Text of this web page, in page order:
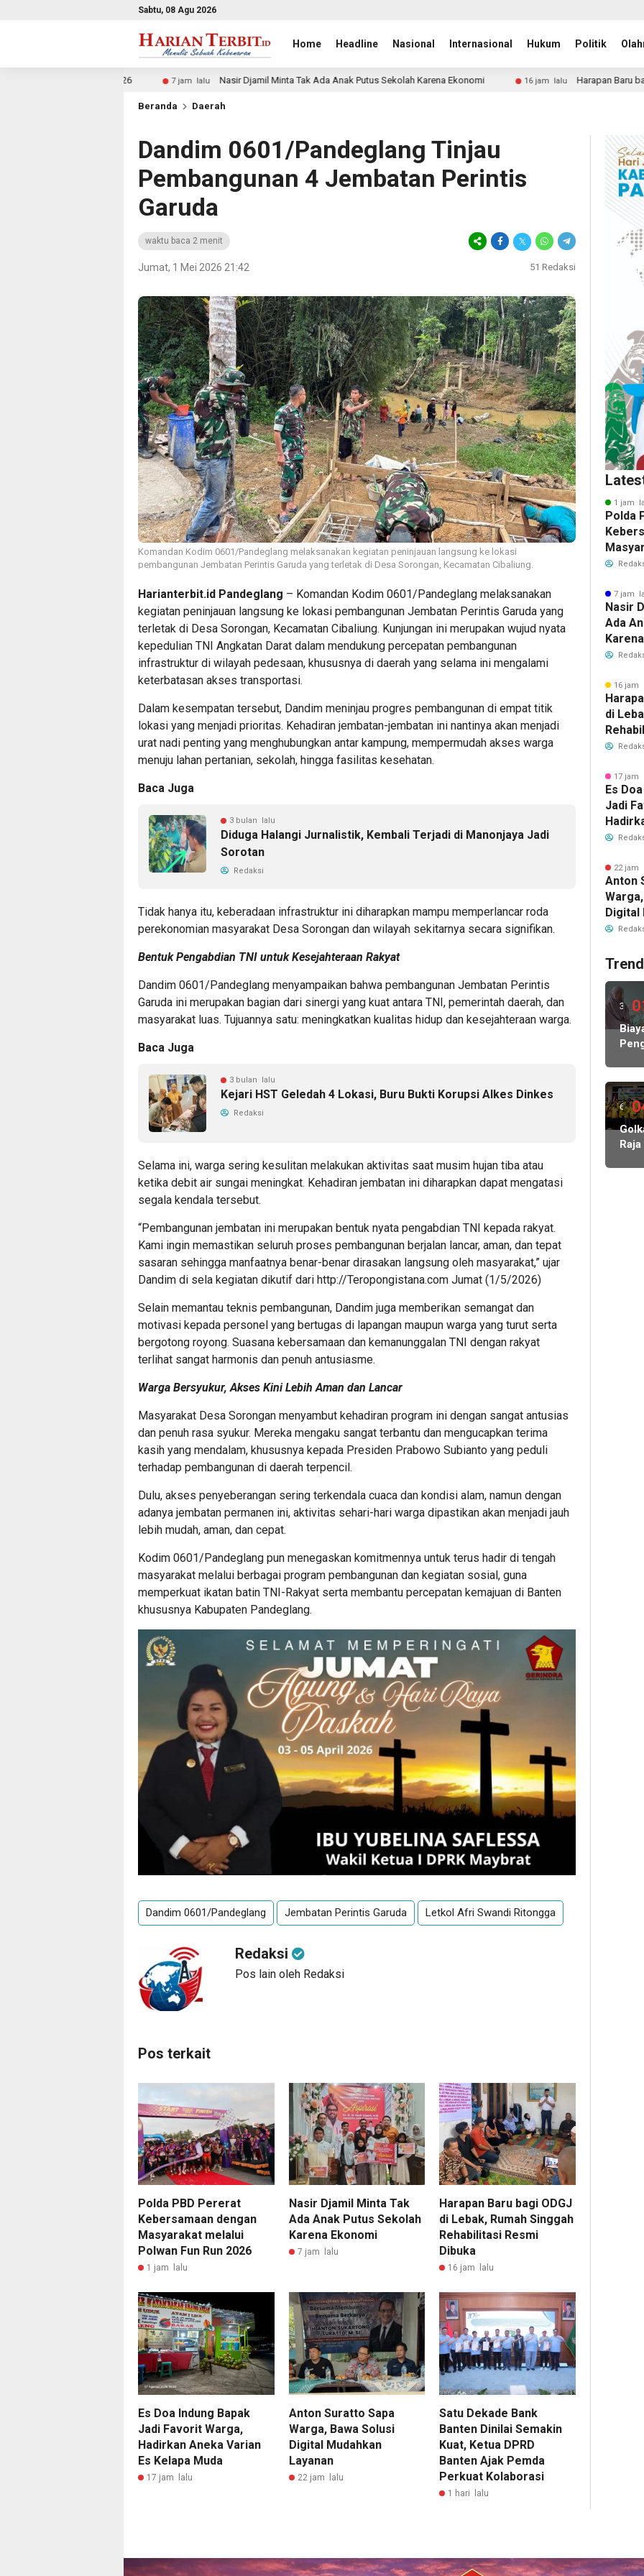
Sabtu, 08 Agu 2026
Home Headline Nasional Internasional Hukum Politik
Nasir Djamil Minta Tak Ada Anak Putus Sekolah Karena Ekonomi 16 jam lalu Harapan Baru bagi ODGJ di Lebak,
Beranda Daerah
Dandim 0601/Pandeglang Tinjau
Pembangunan 4 Jembatan Perintis
Garuda
waktu baca 2 menit
Jumat, 1 Mei 2026 21:42 51 Redaksi
Komandan Kodim 0601/Pandeglang melaksanakan kegiatan peninjauan langsung ke lokasi
pembangunan Jembatan Perintis Garuda yang terletak di Desa Sorongan, Kecamatan Cibaliung.
Harianterbit.id Pandeglang – Komandan Kodim 0601/Pandeglang melaksanakan
kegiatan peninjauan langsung ke lokasi pembangunan Jembatan Perintis Garuda yang
terletak di Desa Sorongan, Kecamatan Cibaliung. Kunjungan ini merupakan wujud nyata
kepedulian TNI Angkatan Darat dalam mendukung percepatan pembangunan
infrastruktur di wilayah pedesaan, khususnya di daerah yang selama ini mengalami
keterbatasan akses transportasi.
Dalam kesempatan tersebut, Dandim meninjau progres pembangunan di empat titik
lokasi yang menjadi prioritas. Kehadiran jembatan-jembatan ini nantinya akan menjadi
urat nadi penting yang menghubungkan antar kampung, mempermudah akses warga
menuju lahan pertanian, sekolah, hingga fasilitas kesehatan.
Baca Juga
3 bulan lalu
Diduga Halangi Jurnalistik, Kembali Terjadi di Manonjaya Jadi
Sorotan
Redaksi
Tidak hanya itu, keberadaan infrastruktur ini diharapkan mampu memperlancar roda
perekonomian masyarakat Desa Sorongan dan wilayah sekitarnya secara signifikan.
Bentuk Pengabdian TNI untuk Kesejahteraan Rakyat
Dandim 0601/Pandeglang menyampaikan bahwa pembangunan Jembatan Perintis
Garuda ini merupakan bagian dari sinergi yang kuat antara TNI, pemerintah daerah, dan
masyarakat luas. Tujuannya satu: meningkatkan kualitas hidup dan kesejahteraan warga.
Baca Juga
3 bulan lalu
Kejari HST Geledah 4 Lokasi, Buru Bukti Korupsi Alkes Dinkes
Redaksi
Selama ini, warga sering kesulitan melakukan aktivitas saat musim hujan tiba atau
ketika debit air sungai meningkat. Kehadiran jembatan ini diharapkan dapat mengatasi
segala kendala tersebut.
“Pembangunan jembatan ini merupakan bentuk nyata pengabdian TNI kepada rakyat.
Kami ingin memastikan seluruh proses pembangunan berjalan lancar, aman, dan tepat
sasaran sehingga manfaatnya benar-benar dirasakan langsung oleh masyarakat,” ujar
Dandim di sela kegiatan dikutif dari http://Teropongistana.com Jumat (1/5/2026)
Selain memantau teknis pembangunan, Dandim juga memberikan semangat dan
motivasi kepada personel yang bertugas di lapangan maupun warga yang turut serta
bergotong royong. Suasana kebersamaan dan kemanunggalan TNI dengan rakyat
terlihat sangat harmonis dan penuh antusiasme.
Warga Bersyukur, Akses Kini Lebih Aman dan Lancar
Masyarakat Desa Sorongan menyambut kehadiran program ini dengan sangat antusias
dan penuh rasa syukur. Mereka mengaku sangat terbantu dan mengucapkan terima
kasih yang mendalam, khususnya kepada Presiden Prabowo Subianto yang peduli
terhadap pembangunan di daerah terpencil.
Dulu, akses penyeberangan sering terkendala cuaca dan kondisi alam, namun dengan
adanya jembatan permanen ini, aktivitas sehari-hari warga dipastikan akan menjadi jauh
lebih mudah, aman, dan cepat.
Kodim 0601/Pandeglang pun menegaskan komitmennya untuk terus hadir di tengah
masyarakat melalui berbagai program pembangunan dan kegiatan sosial, guna
memperkuat ikatan batin TNI-Rakyat serta membantu percepatan kemajuan di Banten
khususnya Kabupaten Pandeglang.
Dandim 0601/Pandeglang Jembatan Perintis Garuda Letkol Afri Swandi Ritongga
Redaksi
Pos lain oleh Redaksi
Pos terkait
Polda PBD Pererat
Kebersamaan dengan
Masyarakat melalui
Polwan Fun Run 2026
1 jam lalu
Nasir Djamil Minta Tak
Ada Anak Putus Sekolah
Karena Ekonomi
7 jam lalu
Harapan Baru bagi ODGJ
di Lebak, Rumah Singgah
Rehabilitasi Resmi
Dibuka
16 jam lalu
Es Doa Indung Bapak
Jadi Favorit Warga,
Hadirkan Aneka Varian
Es Kelapa Muda
17 jam lalu
Anton Suratto Sapa
Warga, Bawa Solusi
Digital Mudahkan
Layanan
22 jam lalu
Satu Dekade Bank
Banten Dinilai Semakin
Kuat, Ketua DPRD
Banten Ajak Pemda
Perkuat Kolaborasi
1 hari lalu
1 jam
Polda
Polwan
7 jam
Nasir
Ada
16 jam
di
Dibuka
17 jam
Es
Jadi
Es
22 jam
Anton
Digital
3
hari
lalu
KP
6
hari
lalu
Raja